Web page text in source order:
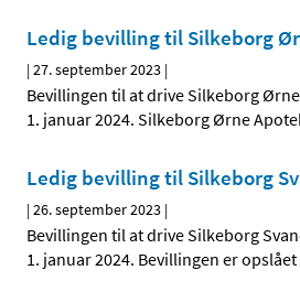
Ledig bevilling til Silkeborg
|27. september 2023 |
Bevillingen til at drive Silkeborg
1. januar 2024. Silkeborg Ørne
Ledig bevilling til Silkeborg
|26. september 2023 |
Bevillingen til at drive Silkeborg
1. januar 2024. Bevillingen er